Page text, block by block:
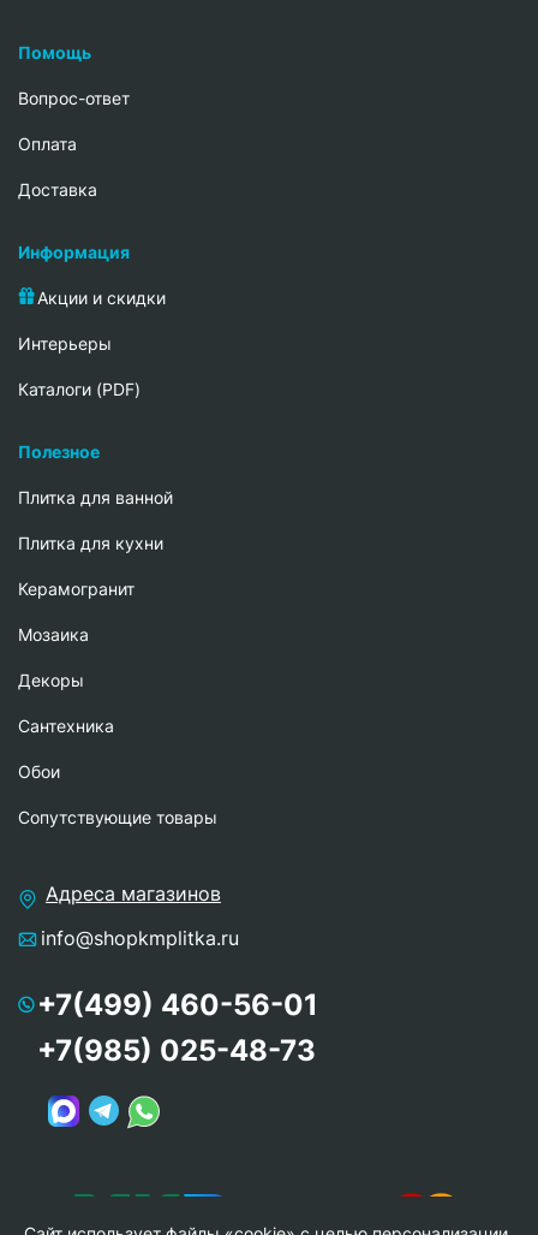
Помощь
Вопрос-ответ
Oплата
Доставка
Информация
Акции и скидки
Интерьеры
Каталоги (PDF)
Полезное
Плитка для ванной
Плитка для кухни
Керамогранит
Мозаика
Декоры
Сантехника
Обои
Сопутствующие товары
Адреса магазинов
info@shopkmplitka.ru
+7(499) 460-56-01
+7(985) 025-48-73